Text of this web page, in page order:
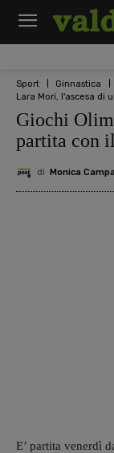
Sport Ginnastica
Lara Mori, l'ascesa di
Giochi
partita con
di Monica
E’ partita venerdì